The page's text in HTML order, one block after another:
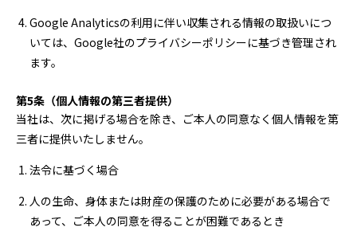
Google Analyticsの利用に伴い収集される情報の取扱いにつ
いては、Google社のプライバシーポリシーに基づき管理され
ます。
第5条（個人情報の第三者提供）
当社は、次に掲げる場合を除き、ご本人の同意なく個人情報を第
三者に提供いたしません。
法令に基づく場合
人の生命、身体または財産の保護のために必要がある場合で
あって、ご本人の同意を得ることが困難であるとき